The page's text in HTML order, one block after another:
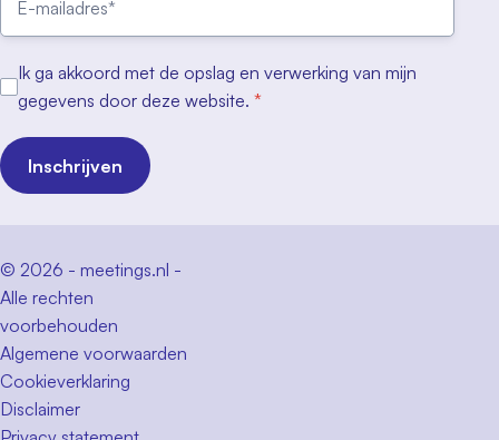
Ik ga akkoord met de opslag en verwerking van mijn
gegevens door deze website. *
Inschrijven
© 2026 - meetings.nl -
Alle rechten
voorbehouden
Algemene voorwaarden
Cookieverklaring
Disclaimer